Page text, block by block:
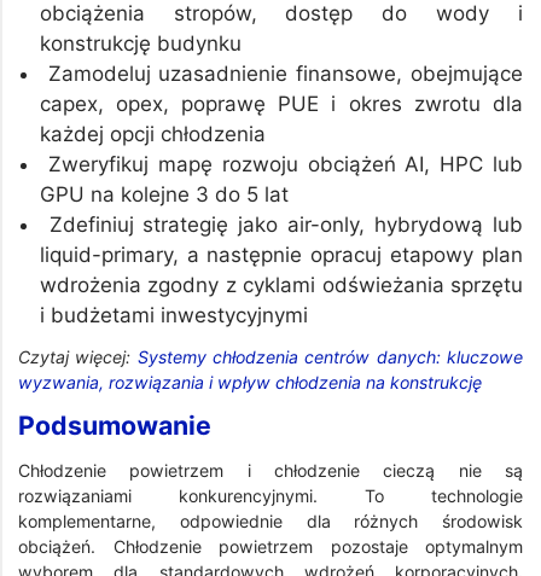
obciążenia stropów, dostęp do wody i
konstrukcję budynku
Zamodeluj uzasadnienie finansowe, obejmujące
capex, opex, poprawę PUE i okres zwrotu dla
każdej opcji chłodzenia
Zweryfikuj mapę rozwoju obciążeń AI, HPC lub
GPU na kolejne 3 do 5 lat
Zdefiniuj strategię jako air-only, hybrydową lub
liquid-primary, a następnie opracuj etapowy plan
wdrożenia zgodny z cyklami odświeżania sprzętu
i budżetami inwestycyjnymi
Czytaj więcej: Systemy chłodzenia centrów danych: kluczowe
wyzwania, rozwiązania i wpływ chłodzenia na konstrukcję
Podsumowanie
Chłodzenie powietrzem i chłodzenie cieczą nie są
rozwiązaniami konkurencyjnymi. To technologie
komplementarne, odpowiednie dla różnych środowisk
obciążeń. Chłodzenie powietrzem pozostaje optymalnym
wyborem dla standardowych wdrożeń korporacyjnych.